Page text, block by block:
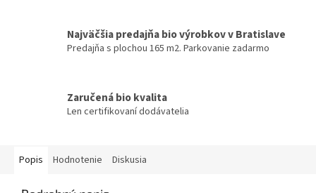
Najväčšia predajňa bio výrobkov v Bratislave
Predajňa s plochou 165 m2. Parkovanie zadarmo
Zaručená bio kvalita
Len certifikovaní dodávatelia
Popis Hodnotenie Diskusia